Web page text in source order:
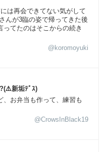
は再会できてない気がして
んが3臨の姿で帰ってきた後
ってたのはそこからの続き
@koromoyuki
新垢ﾃﾞｽ)
、お弁当も作って、練習も
@CrowsInBlack19